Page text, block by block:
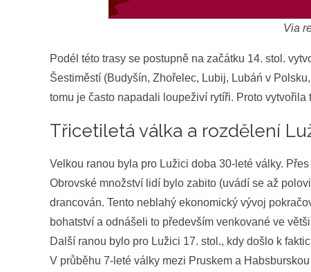
Via
Podél této trasy se postupně na začátku 14. stol.
Šestiměstí (Budyšín, Zhořelec, Lubij, Lubáń v
tomu je často napadali loupeživí rytíři. Proto
Třicetiletá válka a rozdělení
Velkou ranou byla pro Lužici doba 30-leté války.
Obrovské množství lidí bylo zabito (uvádí se až
drancován. Tento neblahý ekonomický vývoj
bohatství a odnášeli to především venkované ve
Další ranou bylo pro Lužici 17. stol., kdy došlo k
V průběhu 7-leté války mezi Pruskem a